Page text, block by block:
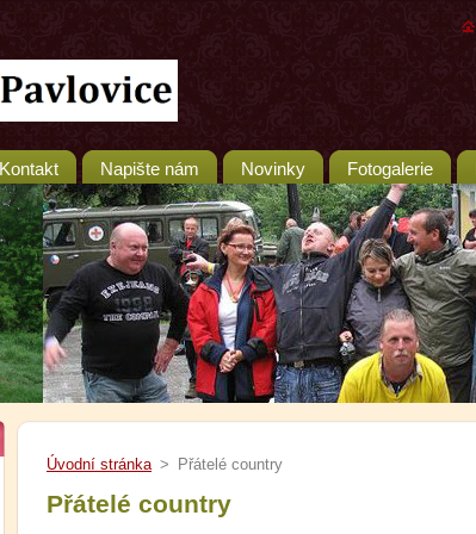
Kontakt Napište nám Novinky Fotogalerie
Úvodní stránka > Přátelé country
Přátelé country